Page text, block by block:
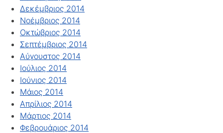
Δεκέμβριος 2014
Νοέμβριος 2014
Οκτώβριος 2014
Σεπτέμβριος 2014
Αύγουστος 2014
Ιούλιος 2014
Ιούνιος 2014
Μάιος 2014
Απρίλιος 2014
Μάρτιος 2014
Φεβρουάριος 2014